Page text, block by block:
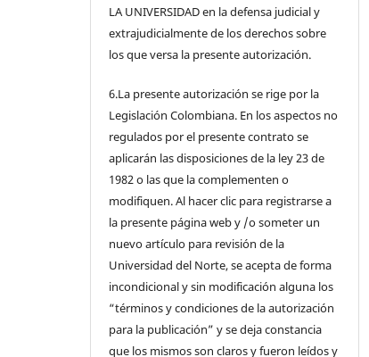
LA UNIVERSIDAD en la defensa judicial y
extrajudicialmente de los derechos sobre
los que versa la presente autorización.
6.La presente autorización se rige por la
Legislación Colombiana. En los aspectos no
regulados por el presente contrato se
aplicarán las disposiciones de la ley 23 de
1982 o las que la complementen o
modifiquen. Al hacer clic para registrarse a
la presente página web y /o someter un
nuevo artículo para revisión de la
Universidad del Norte, se acepta de forma
incondicional y sin modificación alguna los
“términos y condiciones de la autorización
para la publicación” y se deja constancia
que los mismos son claros y fueron leídos y